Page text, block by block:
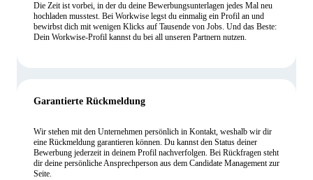
Die Zeit ist vorbei, in der du deine Bewerbungsunterlagen jedes Mal neu
hochladen musstest. Bei Workwise legst du einmalig ein Profil an und
bewirbst dich mit wenigen Klicks auf Tausende von Jobs. Und das Beste:
Dein Workwise-Profil kannst du bei all unseren Partnern nutzen.
Garantierte Rückmeldung
Wir stehen mit den Unternehmen persönlich in Kontakt, weshalb wir dir
eine Rückmeldung garantieren können. Du kannst den Status deiner
Bewerbung jederzeit in deinem Profil nachverfolgen. Bei Rückfragen steht
dir deine persönliche Ansprechperson aus dem Candidate Management zur
Seite.